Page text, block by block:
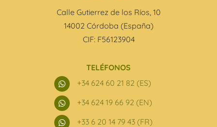
Calle Gutierrez de los Ríos, 10
14002 Córdoba (España)
CIF: F56123904
TELÉFONOS
 +34 624 60 21 82 (ES)
 +34 624 19 66 92 (EN)
 +33 6 20 14 79 43 (FR)